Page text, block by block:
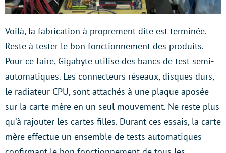
Voilà, la fabrication à proprement dite est terminée.
Reste à tester le bon fonctionnement des produits.
Pour ce faire, Gigabyte utilise des bancs de test semi-
automatiques. Les connecteurs réseaux, disques durs,
le radiateur CPU, sont attachés à une plaque aposée
sur la carte mère en un seul mouvement. Ne reste plus
qu’à rajouter les cartes filles. Durant ces essais, la carte
mère effectue un ensemble de tests automatiques